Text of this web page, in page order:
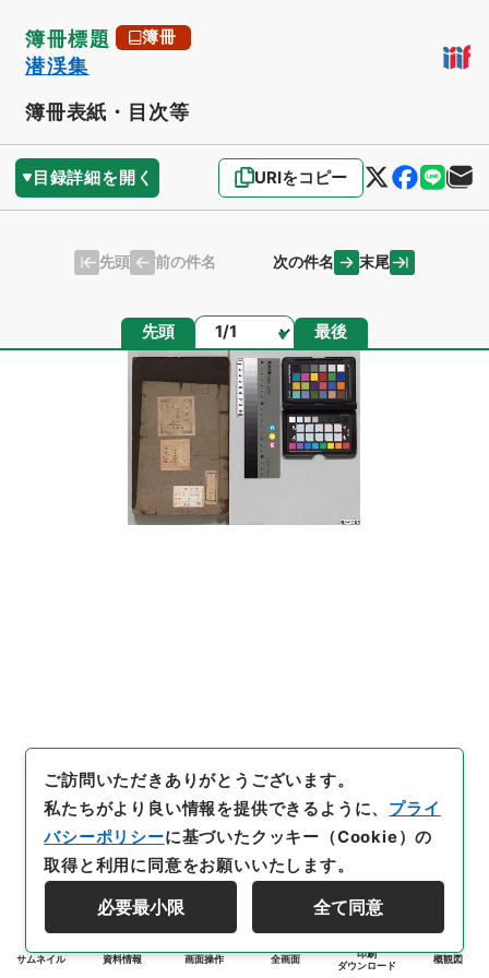
簿冊標題 簿冊
潜渓集
簿冊表紙・目次等
目録詳細を開く URIをコピー
先頭 前の件名 次の件名 末尾
先頭 ページ 最後
サムネイル 資料情報 画面操作 全画面
印刷
ダウンロード
概観図
ご訪問いただきありがとうございます。
私たちがより良い情報を提供できるように、 プライ
バシーポリシーに基づいたクッキー（Cookie）の
取得と利用に同意をお願いいたします。
必要最小限 全て同意